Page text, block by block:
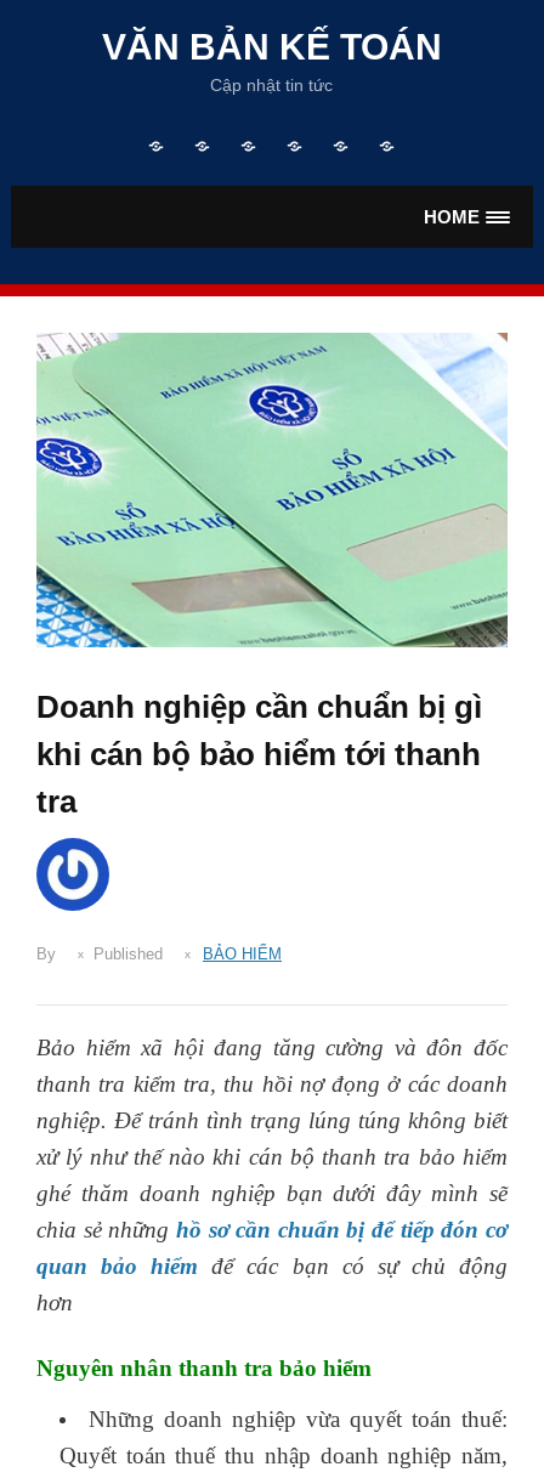
content
VĂN BẢN KẾ TOÁN
Cập nhật tin tức
chủ
VẤN
BẢN
BẢN
LƯƠNGHIỂM
HOME
Doanh nghiệp cần chuẩn bị gì
khi cán bộ bảo hiểm tới thanh
tra
By Published BẢO HIỂM
Bảo hiểm xã hội đang tăng cường và đôn đốc
thanh tra kiểm tra, thu hồi nợ đọng ở các doanh
nghiệp. Để tránh tình trạng lúng túng không biết
xử lý như thế nào khi cán bộ thanh tra bảo hiểm
ghé thăm doanh nghiệp bạn dưới đây mình sẽ
chia sẻ những hồ sơ cần chuẩn bị để tiếp đón cơ
quan bảo hiểm để các bạn có sự chủ động
hơn
Nguyên nhân thanh tra bảo hiểm
Những doanh nghiệp vừa quyết toán thuế:
Quyết toán thuế thu nhập doanh nghiệp năm,